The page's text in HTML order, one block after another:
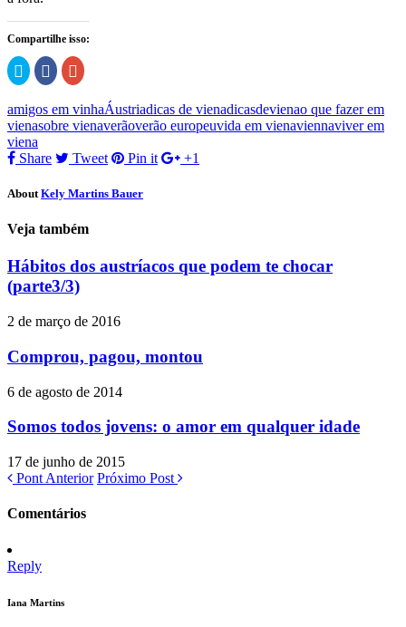
Compartilhe isso:
Clique
para
compartilhar
Twitter(abre
em
nova
janela)
Clique
para
compartilhar
Facebook(abre
em
nova
Compartilhe
no
em
nova
janela)
amigos em vinhaÁustriadicas de vienadicasdevienao que fazer em
vienasobre vienaverãoverão europeuvida em vienaviennaviver em
viena
Share
Tweet Pin it +1
About Kely Martins Bauer
Veja também
Hábitos dos austríacos que podem te chocar
(parte3/3)
2 de março de 2016
Comprou, pagou, montou
6 de agosto de 2014
Somos todos jovens: o amor em qualquer idade
17 de junho de 2015
Pont Anterior Próximo Post
Comentários
Reply
Iana Martins